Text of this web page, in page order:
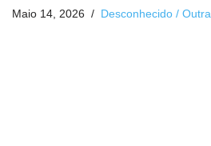
Maio 14, 2026 Desconhecido / Outra